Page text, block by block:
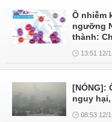
Ô nhiễm
ngưỡng
thành:
13:51 12/
[NÓNG]:
nguy
08:53 12/